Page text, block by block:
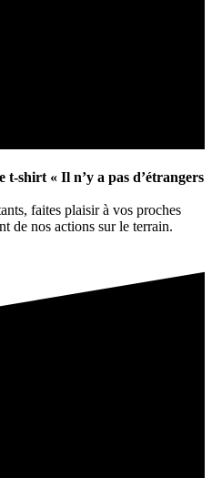
t-shirt « Il n’y a pas d’étrangers
faites plaisir à vos proches
de nos actions sur le terrain.